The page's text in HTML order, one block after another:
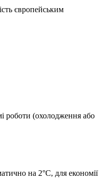
європейським
роботи (охолодження або
на 2°С, для економії